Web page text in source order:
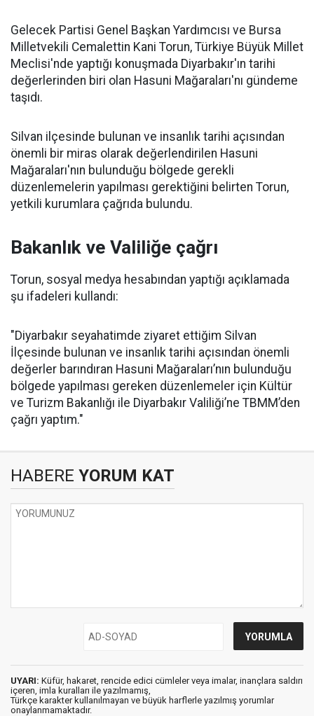
Gelecek Partisi Genel Başkan Yardımcısı ve Bursa
Milletvekili Cemalettin Kani Torun, Türkiye Büyük Millet
Meclisi'nde yaptığı konuşmada Diyarbakır'ın tarihi
değerlerinden biri olan Hasuni Mağaraları'nı gündeme
taşıdı.
Silvan ilçesinde bulunan ve insanlık tarihi açısından
önemli bir miras olarak değerlendirilen Hasuni
Mağaraları'nın bulunduğu bölgede gerekli
düzenlemelerin yapılması gerektiğini belirten Torun,
yetkili kurumlara çağrıda bulundu.
Bakanlık ve Valiliğe çağrı
Torun, sosyal medya hesabından yaptığı açıklamada
şu ifadeleri kullandı:
"Diyarbakır seyahatimde ziyaret ettiğim Silvan
İlçesinde bulunan ve insanlık tarihi açısından önemli
değerler barındıran Hasuni Mağaraları’nın bulunduğu
bölgede yapılması gereken düzenlemeler için Kültür
ve Turizm Bakanlığı ile Diyarbakır Valiliği’ne TBMM’den
çağrı yaptım."
HABERE YORUM KAT
UYARI: Küfür, hakaret, rencide edici cümleler veya imalar, inançlara saldırı
içeren, imla kuralları ile yazılmamış,
Türkçe karakter kullanılmayan ve büyük harflerle yazılmış yorumlar
onaylanmamaktadır.